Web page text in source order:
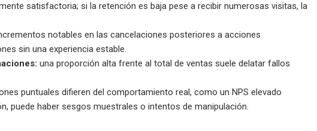
satisfactoria; si la retención es baja pese a recibir numerosas visitas, la
notables en las cancelaciones posteriores a acciones
sin una experiencia estable.
una proporción alta frente al total de ventas suele delatar fallos
puntuales difieren del comportamiento real, como un NPS elevado
puede haber sesgos muestrales o intentos de manipulación.